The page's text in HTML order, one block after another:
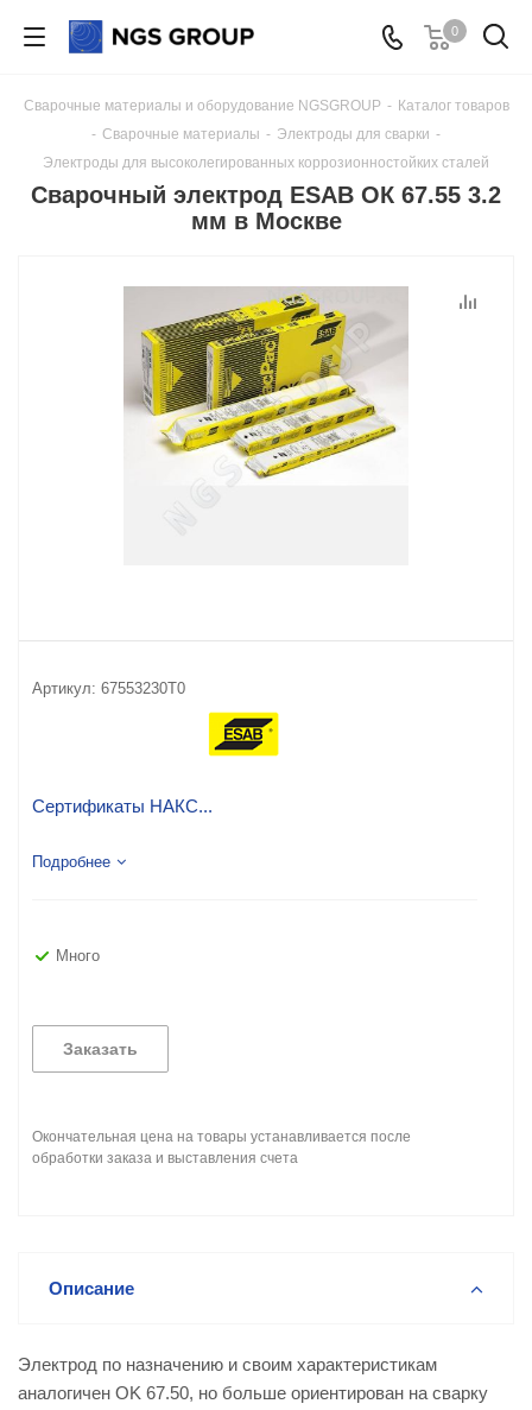
0
Сварочные материалы и оборудование NGSGROUP - Каталог товаров
- Сварочные материалы - Электроды для сварки -
Электроды для высоколегированных коррозионностойких сталей
Сварочный электрод ESAB ОК 67.55 3.2
мм в Москве
Артикул: 67553230T0
Сертификаты НАКС...
Подробнее
Много
Заказать
Окончательная цена на товары устанавливается после
обработки заказа и выставления счета
Описание
Электрод по назначению и своим характеристикам
аналогичен OK 67.50, но больше ориентирован на сварку